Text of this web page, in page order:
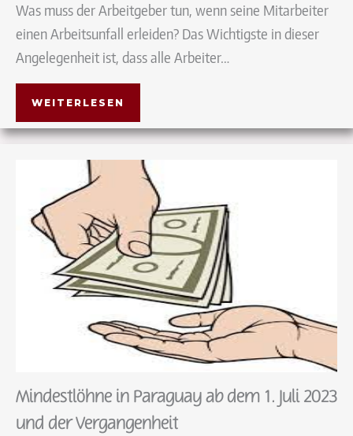
Was muss der Arbeitgeber tun, wenn seine Mitarbeiter
einen Arbeitsunfall erleiden? Das Wichtigste in dieser
Angelegenheit ist, dass alle Arbeiter…
WEITERLESEN
Mindestlöhne in Paraguay ab dem 1. Juli 2023
und der Vergangenheit